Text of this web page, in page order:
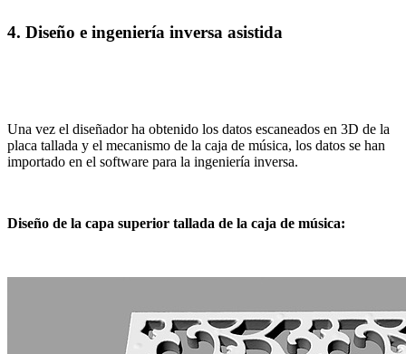
4. Diseño e ingeniería inversa asistida
Una vez el diseñador ha obtenido los datos escaneados en 3D de la
placa tallada y el mecanismo de la caja de música, los datos se han
importado en el software para la ingeniería inversa.
Diseño de la capa superior tallada de la caja de música: